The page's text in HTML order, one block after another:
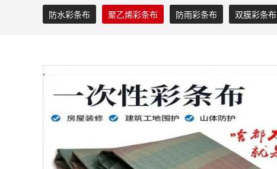
防水彩条布 聚乙烯彩条布 防雨彩条布 双膜彩条布